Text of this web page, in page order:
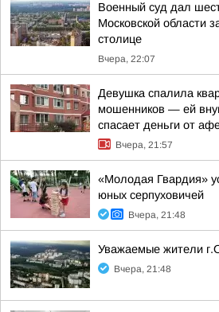
Военный суд дал
Московской области
столице
Вчера, 22:07
Девушка спалила
мошенников — ей
спасает деньги от
Вчера, 21:57
«Молодая Гвардия»
юных серпуховичей
Вчера, 21:48
Уважаемые жители
Вчера, 21:48